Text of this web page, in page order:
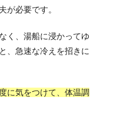
が必要です。
く、湯船に浸かってゆ
、急速な冷えを招きに
に気をつけて、体温調